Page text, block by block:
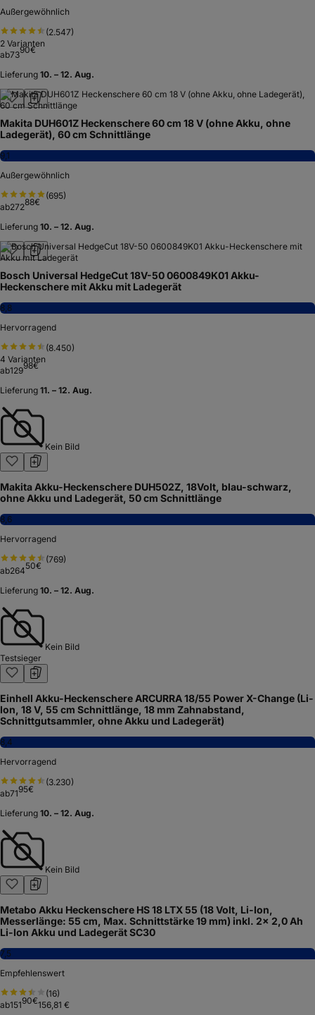
Außergewöhnlich
(2.547)
2 Varianten
ab7390€
Lieferung 10. – 12. Aug.
Makita DUH601Z Heckenschere 60 cm 18 V (ohne Akku, ohne
Ladegerät), 60 cm Schnittlänge
9,1
Außergewöhnlich
(695)
ab27288€
Lieferung 10. – 12. Aug.
Bosch Universal HedgeCut 18V-50 0600849K01 Akku-
Heckenschere mit Akku mit Ladegerät
8,8
Hervorragend
(8.450)
4 Varianten
ab12998€
Lieferung 11. – 12. Aug.
Kein Bild
Makita Akku-Heckenschere DUH502Z, 18Volt, blau-schwarz,
ohne Akku und Ladegerät, 50 cm Schnittlänge
8,6
Hervorragend
(769)
ab26450€
Lieferung 10. – 12. Aug.
Kein Bild
Testsieger
Einhell Akku-Heckenschere ARCURRA 18/55 Power X-Change (Li-
Ion, 18 V, 55 cm Schnittlänge, 18 mm Zahnabstand,
Schnittgutsammler, ohne Akku und Ladegerät)
8,4
Hervorragend
(3.230)
ab7195€
Lieferung 10. – 12. Aug.
Kein Bild
Metabo Akku Heckenschere HS 18 LTX 55 (18 Volt, Li-Ion,
Messerlänge: 55 cm, Max. Schnittstärke 19 mm) inkl. 2x 2,0 Ah
Li-Ion Akku und Ladegerät SC30
7,5
Empfehlenswert
(16)
ab15190€156,81 €